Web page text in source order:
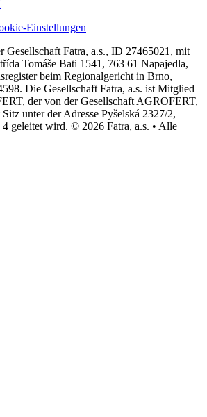
Einstellungen
Gesellschaft Fatra, a.s., ID 27465021, mit
Tomáše Bati 1541, 763 61 Napajedla,
beim Regionalgericht in Brno,
Die Gesellschaft Fatra, a.s. ist Mitglied
der von der Gesellschaft AGROFERT,
unter der Adresse Pyšelská 2327/2,
geleitet wird. © 2026 Fatra, a.s. • Alle